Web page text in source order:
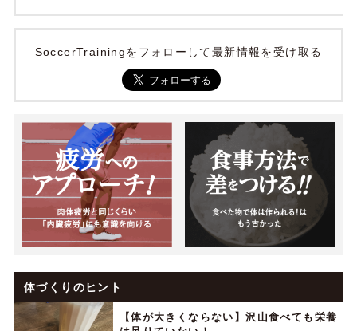
SoccerTrainingをフォローして最新情報を受け取る
体づくりのヒント
【体が大きくならない】沢山食べても栄養